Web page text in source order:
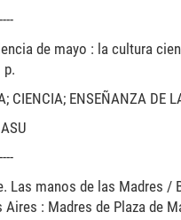
de mayo : la cultura
p.
CIENCIA; ENSEÑANZA DE
Las manos de las Madres /
Aires : Madres de Plaza de